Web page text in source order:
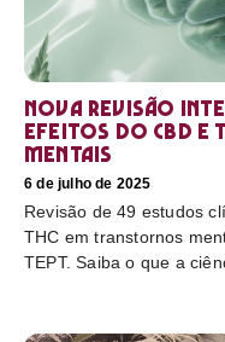
Nova revisão
efeitos do CBD e
mentais
6 de julho de 2025
Revisão de 49 estudos
THC em transtornos
TEPT. Saiba o que a